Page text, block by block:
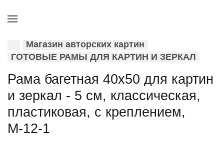
Магазин авторских картин
ГОТОВЫЕ РАМЫ ДЛЯ КАРТИН И ЗЕРКАЛ
Рама багетная 40x50 для картин
и зеркал - 5 см, классическая,
пластиковая, с креплением,
М-12-1